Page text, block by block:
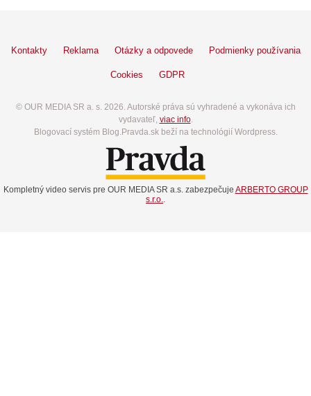
Kontakty Reklama Otázky a odpovede Podmienky používania
Cookies GDPR
© OUR MEDIA SR a. s. 2026. Autorské práva sú vyhradené a vykonáva ich
vydavateľ, viac info.
Blogovací systém Blog.Pravda.sk beží na technológií Wordpress.
Kompletný video servis pre OUR MEDIA SR a.s. zabezpečuje ARBERTO GROUP
s.r.o.